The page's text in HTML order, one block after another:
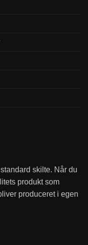
skilte. Når du
produkt som
produceret i egen